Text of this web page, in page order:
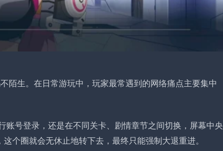
陌生。在日常游玩中，玩家最常遇到的网络痛点主要集中
账号登录，还是在不同关卡、剧情章节之间切换，屏幕中央
个圈就会无休止地转下去，最终只能强制大退重进。